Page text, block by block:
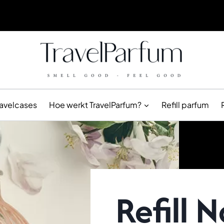
Hoe werkt TravelParfum? Refill parfum
Refill